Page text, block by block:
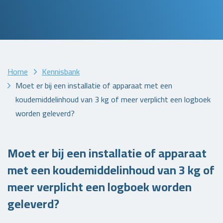
Home
Kennisbank
Moet er bij een installatie of apparaat met een
koudemiddelinhoud van 3 kg of meer verplicht een logboek
worden geleverd?
Moet er bij een installatie of apparaat
met een koudemiddelinhoud van 3 kg of
meer verplicht een logboek worden
geleverd?